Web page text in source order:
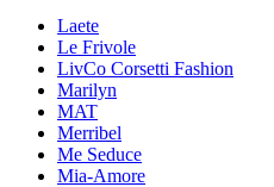
Laete
Le Frivole
LivCo Corsetti Fashion
Marilyn
MAT
Merribel
Me Seduce
Mia-Amore